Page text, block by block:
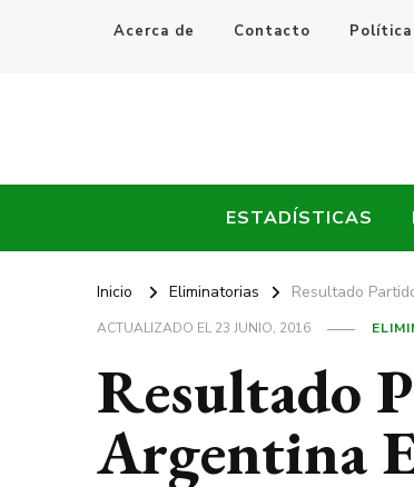
Acerca de Contacto Política
Every Fútbol
ESTADÍSTICAS
Inicio Eliminatorias Resultado
ACTUALIZADO EL23 JUNIO, 2016
Resultado
Argentina